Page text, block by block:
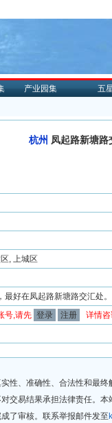
产业园集 五
杭州 凤起路新塘路
, 上城区
最好在凤起路新塘路交汇处。
号,请先 登录 注册
详情咨
性、准确性、合法性和最终
交易结果承担法律责任。
了审核。联系举报邮件发至